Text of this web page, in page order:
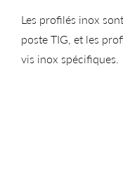
Les profilés inox
poste TIG, et les
vis inox spécifiques.